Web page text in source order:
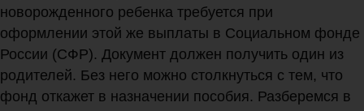
новорожденного ребенка требуется при
оформлении этой же выплаты в Социальном фонде
России (СФР). Документ должен получить один из
родителей. Без него можно столкнуться с тем, что
фонд откажет в назначении пособия. Разберемся в